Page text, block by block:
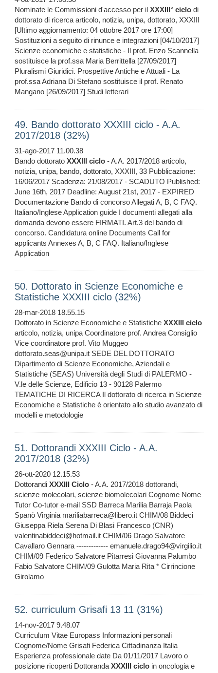
Nominate le Commissioni d'accesso per il XXXIII° ciclo di
dottorato di ricerca articolo, notizia, unipa, dottorato, XXXIII
[Ultimo aggiornamento: 04 ottobre 2017 ore 17:00]
Sostituzioni a seguito di rinunce e integrazioni [04/10/2017]
Scienze economiche e statistiche - Il prof. Enzo Scannella
sostituisce la prof.ssa Maria Berrittella [27/09/2017]
Pluralismi Giuridici. Prospettive Antiche e Attuali - La
prof.ssa Adriana Di Stefano sostituisce il prof. Renato
Mangano [26/09/2017] Studi letterari
49. Bando dottorato XXXIII ciclo - A.A.
2017/2018 (32%)
31-ago-2017 11.00.38
Bando dottorato XXXIII ciclo - A.A. 2017/2018 articolo,
notizia, unipa, bando, dottorato, XXXIII, 33 Pubblicazione:
16/06/2017 Scadenza: 21/08/2017 - SCADUTO Published:
June 16th, 2017 Deadline: August 21st, 2017 - EXPIRED
Documentazione Bando di concorso Allegati A, B, C FAQ.
Italiano/Inglese Application guide I documenti allegati alla
domanda devono essere FIRMATI. Art.3 del bando di
concorso. Candidatura online Documents Call for
applicants Annexes A, B, C FAQ. Italiano/Inglese
Application
50. Dottorato in Scienze Economiche e
Statistiche XXXIII ciclo (32%)
28-mar-2018 18.55.15
Dottorato in Scienze Economiche e Statistiche XXXIII ciclo
articolo, notizia, unipa Coordinatore prof. Andrea Consiglio
Vice coordinatore prof. Vito Muggeo
dottorato.seas@unipa.it SEDE DEL DOTTORATO
Dipartimento di Scienze Economiche, Aziendali e
Statistiche (SEAS) Università degli Studi di PALERMO -
V.le delle Scienze, Edificio 13 - 90128 Palermo
TEMATICHE DI RICERCA Il dottorato di ricerca in Scienze
Economiche e Statistiche è orientato allo studio avanzato di
modelli e metodologie
51. Dottorandi XXXIII Ciclo - A.A.
2017/2018 (32%)
26-ott-2020 12.15.53
Dottorandi XXXIII Ciclo - A.A. 2017/2018 dottorandi,
scienze molecolari, scienze biomolecolari Cognome Nome
Tutor Co-tutor e-mail SSD Barreca Marilia Barraja Paola
Spanò Virginia mariliabarreca@libero.it CHIM/08 Biddeci
Giuseppa Riela Serena Di Blasi Francesco (CNR)
valentinabiddeci@hotmail.it CHIM/06 Drago Salvatore
Cavallaro Gennara ------------- emanuele.drago94@virgilio.it
CHIM/09 Federico Salvatore Pitarresi Giovanna Palumbo
Fabio Salvatore CHIM/09 Gulotta Maria Rita * Cirrincione
Girolamo
52. curriculum Grisafi 13 11 (31%)
14-nov-2017 9.48.07
Curriculum Vitae Europass Informazioni personali
Cognome/Nome Grisafi Federica Cittadinanza Italia
Esperienza professionale date Da 01/11/2017 Lavoro o
posizione ricoperti DottorandaXXXIII ciclo in oncologia e